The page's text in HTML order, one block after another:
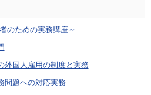
のための実務講座～
外国人雇用の制度と実務
問題への対応実務